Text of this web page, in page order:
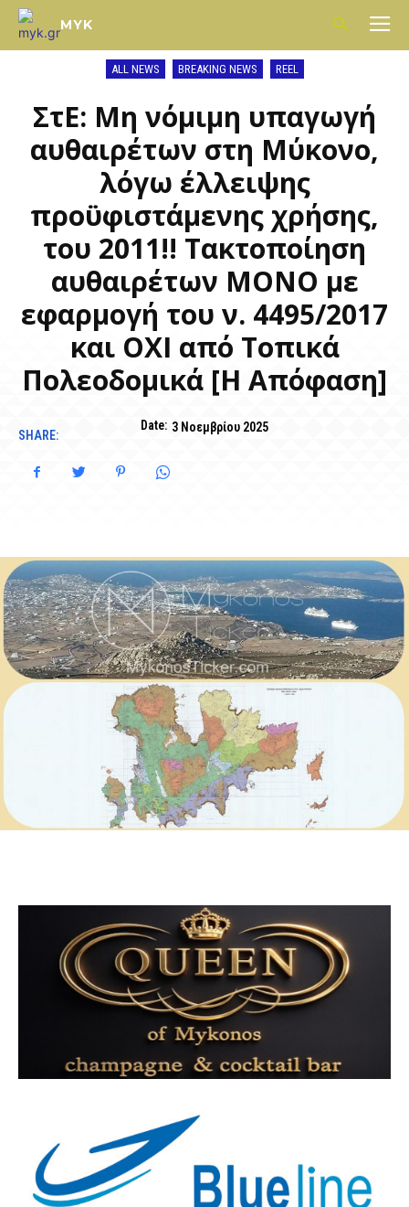
MYK
ALL NEWS BREAKING NEWS REEL
ΣτΕ: Μη νόμιμη υπαγωγή
αυθαιρέτων στη Μύκονο,
λόγω έλλειψης
προϋφιστάμενης χρήσης,
του 2011!! Τακτοποίηση
αυθαιρέτων ΜΟΝΟ με
εφαρμογή του ν. 4495/2017
και ΟΧΙ από Τοπικά
Πολεοδομικά [Η Απόφαση]
Date: 3 Νοεμβρίου 2025
SHARE: